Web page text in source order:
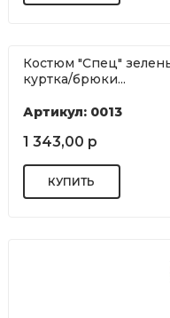
Костюм "Спец"
куртка/брюки...
Артикул: 0013
1 343,00 р